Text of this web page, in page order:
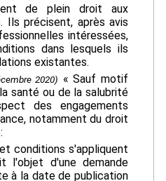
de plein droit aux
Ils précisent, après avis
intéressées,
dans lesquels ils
existantes.
2020) « Sauf motif
santé ou de la salubrité
des engagements
notamment du droit
conditions s'appliquent
l'objet d'une demande
à la date de publication